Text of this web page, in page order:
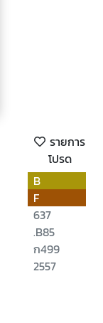
รายการ
โปรด
B
F
637
.B85
ก499
2557